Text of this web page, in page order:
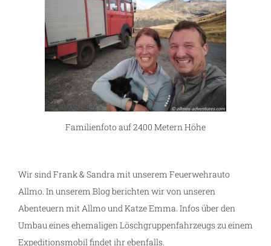
Familienfoto auf 2400 Metern Höhe
Wir sind Frank & Sandra mit unserem Feuerwehrauto
Allmo. In unserem Blog berichten wir von unseren
Abenteuern mit Allmo und Katze Emma. Infos über den
Umbau eines ehemaligen Löschgruppenfahrzeugs zu einem
Expeditionsmobil findet ihr ebenfalls.